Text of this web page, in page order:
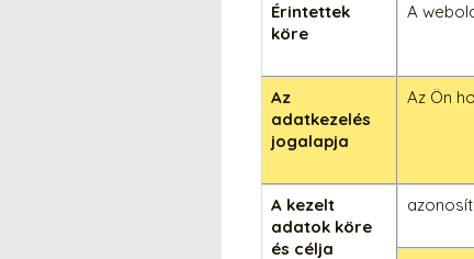
Érintettek
köre
A
Az
adatkezelés
jogalapja
Az Ön
A kezelt
adatok köre
és célja